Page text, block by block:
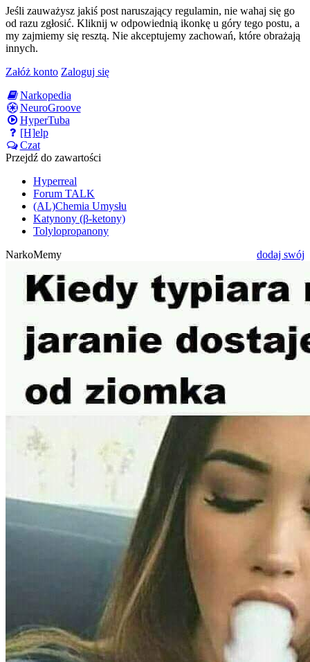
Jeśli zauważysz jakiś post naruszający regulamin, nie wahaj się go
od razu zgłosić. Kliknij w odpowiednią ikonkę u góry tego postu, a
my zajmiemy się resztą. Nie akceptujemy zachowań, które obrażają
innych.
Załóż konto Zaloguj się
Narkopedia
NeuroGroove
HyperTuba
[H]elp
Czat
Przejdź do zawartości
Hyperreal
Forum TALK
(AL)Chemia Umysłu
Katynony (β-ketony)
Tolylopropanony
NarkoMemy
dodaj swój